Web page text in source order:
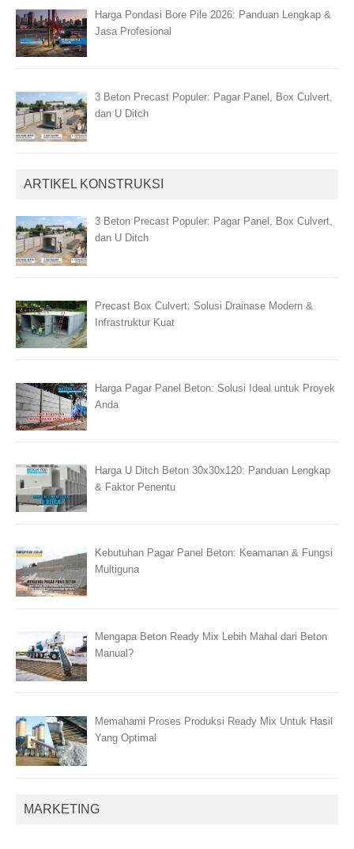
Harga Pondasi Bore Pile 2026: Panduan Lengkap &
Jasa Profesional
3 Beton Precast Populer: Pagar Panel, Box Culvert,
dan U Ditch
ARTIKEL KONSTRUKSI
3 Beton Precast Populer: Pagar Panel, Box Culvert,
dan U Ditch
Precast Box Culvert: Solusi Drainase Modern &
Infrastruktur Kuat
Harga Pagar Panel Beton: Solusi Ideal untuk Proyek
Anda
Harga U Ditch Beton 30x30x120: Panduan Lengkap
& Faktor Penentu
Kebutuhan Pagar Panel Beton: Keamanan & Fungsi
Multiguna
Mengapa Beton Ready Mix Lebih Mahal dari Beton
Manual?
Memahami Proses Produksi Ready Mix Untuk Hasil
Yang Optimal
MARKETING